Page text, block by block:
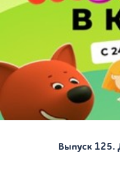
Выпуск 125.